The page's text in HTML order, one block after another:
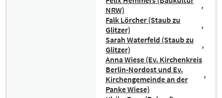
NRW)
Falk Lörcher (Staub zu
Glitzer)
Sarah Waterfeld (Staub zu
Glitzer)
Anna Wiese (Ev. Kirchenkreis
Berlin-Nordost und Ev.
Kirchengemeinde an der
Panke Wiese)